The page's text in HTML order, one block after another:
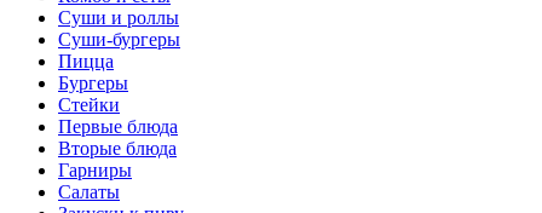
Суши и роллы
Суши-бургеры
Пицца
Бургеры
Стейки
Первые блюда
Вторые блюда
Гарниры
Салаты